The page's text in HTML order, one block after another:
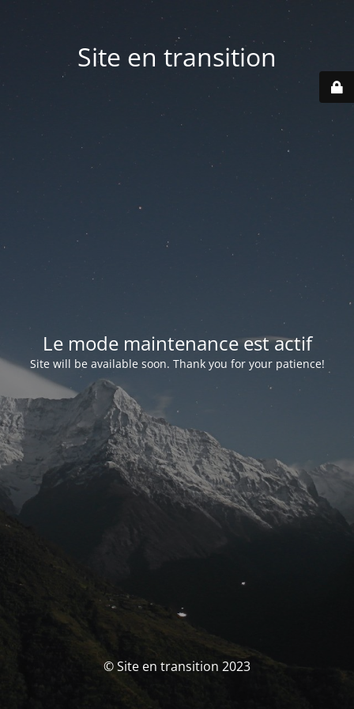
Site en transition
Le mode maintenance est actif
Site will be available soon. Thank you for your patience!
© Site en transition 2023